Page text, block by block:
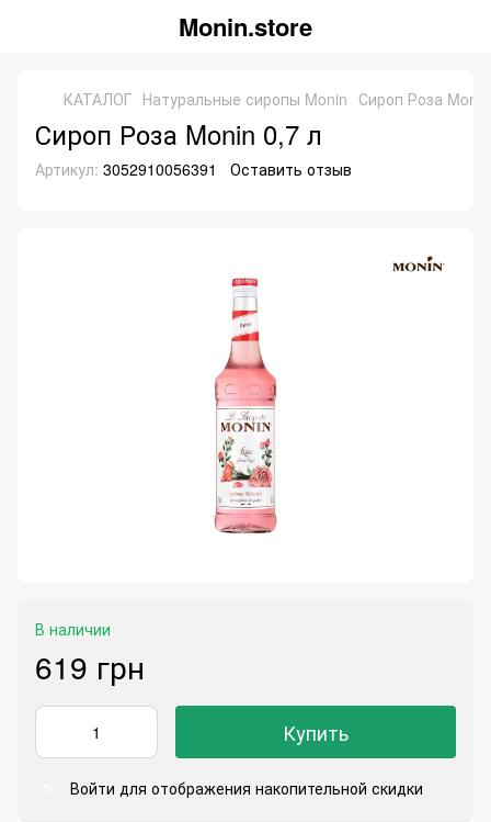
Monin.store
КАТАЛОГ Натуральные сиропы Monin Сироп Роза
Сироп Роза Monin 0,7 л
Артикул: 3052910056391 Оставить отзыв
В наличии
619 грн
Купить
Войти для отображения накопительной скидки